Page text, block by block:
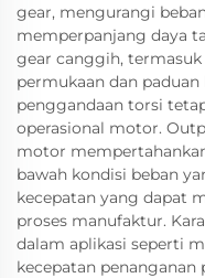
gear, mengurangi
memperpanjang daya
gear canggih, termasuk
permukaan dan
penggandaan torsi
operasional motor.
motor
bawah kondisi beban
kecepatan yang dapat
proses manufaktur.
dalam aplikasi seperti
kecepatan penanganan